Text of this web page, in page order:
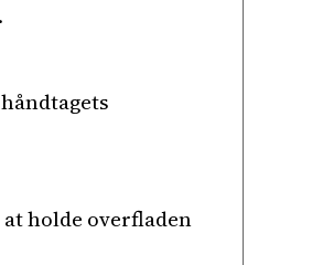
holde overfladen